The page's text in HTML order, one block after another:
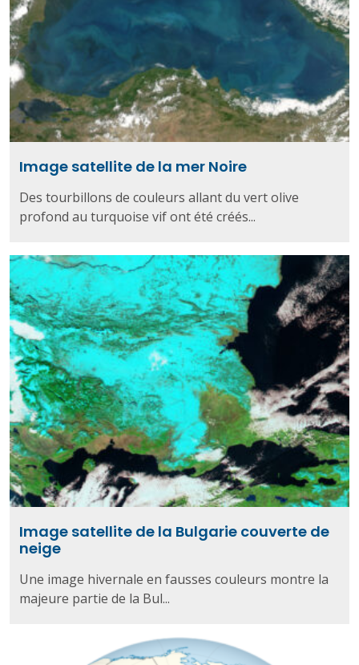
Image satellite de la mer Noire
Des tourbillons de couleurs allant du vert olive
profond au turquoise vif ont été créés...
Image satellite de la Bulgarie couverte de
neige
Une image hivernale en fausses couleurs montre la
majeure partie de la Bul...